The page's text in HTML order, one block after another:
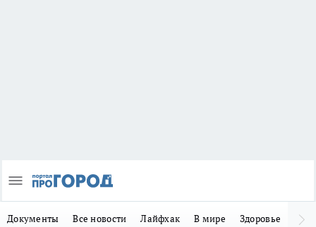
Документы Все новости Лайфхак В мире Здоровье